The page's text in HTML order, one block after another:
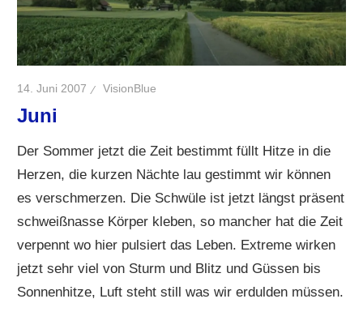
14. Juni 2007 VisionBlue
Juni
Der Sommer jetzt die Zeit bestimmt füllt Hitze in die
Herzen, die kurzen Nächte lau gestimmt wir können
es verschmerzen. Die Schwüle ist jetzt längst präsent
schweißnasse Körper kleben, so mancher hat die Zeit
verpennt wo hier pulsiert das Leben. Extreme wirken
jetzt sehr viel von Sturm und Blitz und Güssen bis
Sonnenhitze, Luft steht still was wir erdulden müssen.